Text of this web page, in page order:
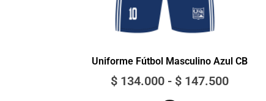
Uniforme Fútbol Masculino Azul CB
$134.000 - $147.500